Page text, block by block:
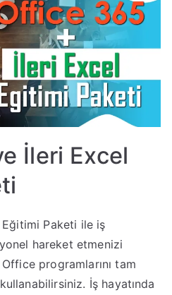
İleri Excel
Paketi ile iş
hareket etmenizi
programlarını tam
İş hayatında